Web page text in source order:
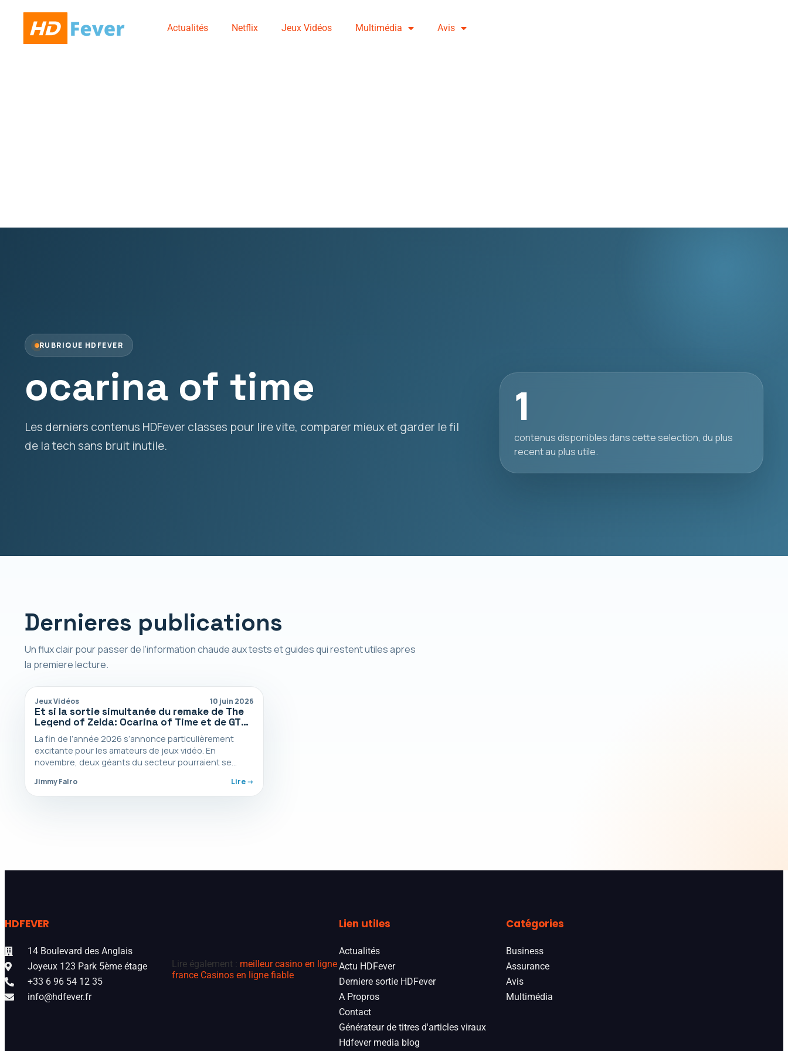
Actualités Netflix Jeux Vidéos Multimédia Avis
RUBRIQUE HDFEVER
ocarina of time
Les derniers contenus HDFever classes pour lire vite, comparer mieux et garder le fil
de la tech sans bruit inutile.
1
contenus disponibles dans cette selection, du plus
recent au plus utile.
Dernieres publications
Un flux clair pour passer de l'information chaude aux tests et guides qui restent utiles apres
la premiere lecture.
Jeux Vidéos 10 juin 2026
Et si la sortie simultanée du remake de The
Legend of Zelda: Ocarina of Time et de GTA
6 révolutionnait le monde du jeu vidéo ?
La fin de l’année 2026 s’annonce particulièrement
excitante pour les amateurs de jeux vidéo. En
novembre, deux géants du secteur pourraient se
Jimmy Falro Lire ->
HDFEVER
14 Boulevard des Anglais
Joyeux 123 Park 5ème étage
+33 6 96 54 12 35
info@hdfever.fr
Lire également : meilleur casino en ligne
france Casinos en ligne fiable
Lien utiles
Actualités
Actu HDFever
Derniere sortie HDFever
A Propros
Contact
Générateur de titres d'articles viraux
Hdfever media blog
Catégories
Business
Assurance
Avis
Multimédia